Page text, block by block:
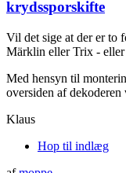
krydssporskifte
Vil det sige at der er to
Märklin eller Trix - eller
Med hensyn til
oversiden af
Klaus
Hop til indlæg